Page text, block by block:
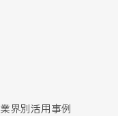
業界別活用事例